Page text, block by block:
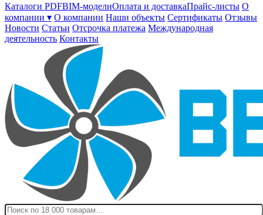
Каталоги PDFBIM-моделиОплата и доставкаПрайс-листы О
компании ▾ О компании Наши объекты Сертификаты Отзывы
Новости Статьи Отсрочка платежа Международная
деятельность Контакты